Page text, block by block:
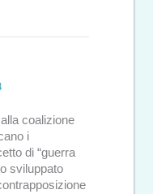
coalizione
i
di “guerra
sviluppato